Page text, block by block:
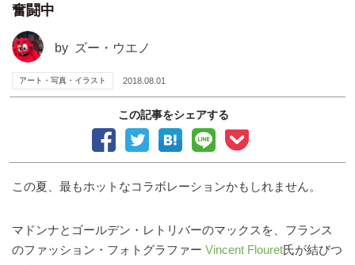
奮闘中
by ズー・ウエノ
アート・写真・イラスト 2018.08.01
この記事をシェアする
この夏、最もホットなコラボレーションかもしれません。
マドンナとゴールデン・レトリバーのマックスを、フランス
のファッション・フォトグラファー Vincent Flouret氏が結びつ